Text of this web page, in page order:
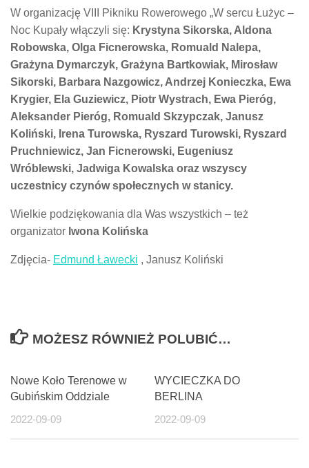
W organizację VIII Pikniku Rowerowego „W sercu Łużyc –
Noc Kupały włączyli się: Krystyna Sikorska, Aldona
Robowska, Olga Ficnerowska, Romuald Nalepa,
Grażyna Dymarczyk, Grażyna Bartkowiak, Mirosław
Sikorski, Barbara Nazgowicz, Andrzej Konieczka, Ewa
Krygier, Ela Guziewicz, Piotr Wystrach, Ewa Pieróg,
Aleksander Pieróg, Romuald Skzypczak, Janusz
Koliński, Irena Turowska, Ryszard Turowski, Ryszard
Pruchniewicz, Jan Ficnerowski, Eugeniusz
Wróblewski, Jadwiga Kowalska oraz wszyscy
uczestnicy czynów społecznych w stanicy.
Wielkie podziękowania dla Was wszystkich – też
organizator Iwona Kolińska
Zdjęcia- Edmund Ławecki , Janusz Koliński
MOŻESZ RÓWNIEŻ POLUBIĆ…
Nowe Koło Terenowe w
Gubińskim Oddziale
2022-09-09
WYCIECZKA DO
BERLINA
2022-09-09